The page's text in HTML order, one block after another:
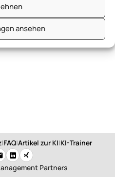
ansehen
|FAQ|Artikel zur KI|KI-Trainer
Partners